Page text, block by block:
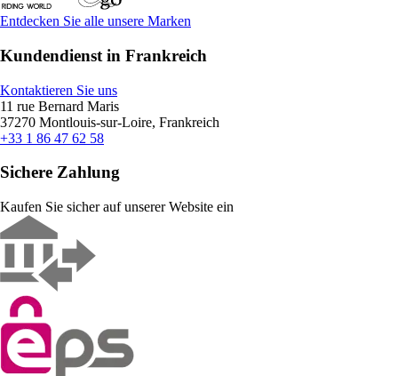
Entdecken Sie alle unsere Marken
Kundendienst in Frankreich
Kontaktieren Sie uns
11 rue Bernard Maris
37270 Montlouis-sur-Loire, Frankreich
+33 1 86 47 62 58
Sichere Zahlung
Kaufen Sie sicher auf unserer Website ein